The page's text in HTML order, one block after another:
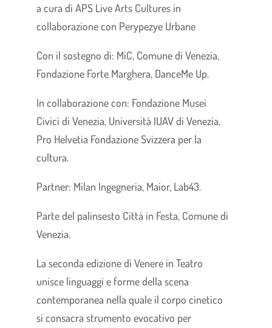
a cura di APS Live Arts Cultures in
collaborazione con Perypezye Urbane
Con il sostegno di: MiC, Comune di Venezia,
Fondazione Forte Marghera, DanceMe Up.
In collaborazione con: Fondazione Musei
Civici di Venezia, Università IUAV di Venezia,
Pro Helvetia Fondazione Svizzera per la
cultura.
Partner: Milan Ingegneria, Maior, Lab43.
Parte del palinsesto Città in Festa, Comune di
Venezia.
La seconda edizione di Venere in Teatro
unisce linguaggi e forme della scena
contemporanea nella quale il corpo cinetico
si consacra strumento evocativo per